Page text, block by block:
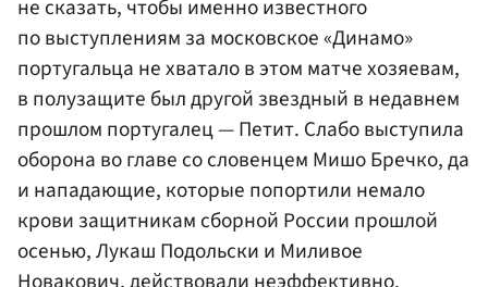
не сказать, чтобы именно известного
по выступлениям за московское «Динамо»
португальца не хватало в этом матче хозяевам,
в полузащите был другой звездный в недавнем
прошлом португалец — Петит. Слабо выступила
оборона во главе со словенцем Мишо Бречко, да
и нападающие, которые попортили немало
крови защитникам сборной России прошлой
осенью,Лукаш Подольски и Миливое